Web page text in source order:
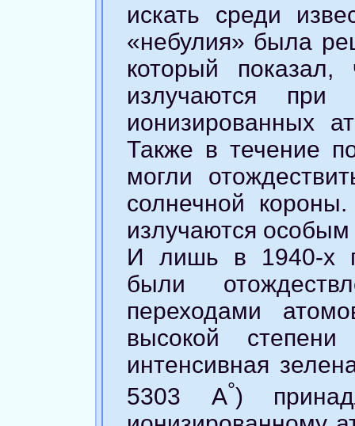
искать среди
«небулия» была
который
излучаются при
ионизированных
Также в течение
могли
солнечной
излучаются
И лишь в 1940-х
были
переходами
высокой
интенсивная
5303 A°)